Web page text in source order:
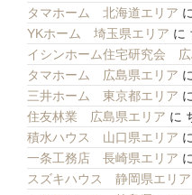
タマホーム 北海道エリア に
YKホーム 埼玉県エリア に
イシンホーム住宅研究会 広
タマホーム 広島県エリア に
三井ホーム 東京都エリア に
住友林業 広島県エリア に
積水ハウス 山口県エリア に
一条工務店 長崎県エリア に
スズキハウス 静岡県エリア